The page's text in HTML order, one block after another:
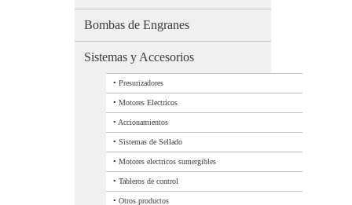
Bombas de Engranes
Sistemas y Accesorios
• Presurizadores
• Motores Electricos
• Accionamientos
• Sistemas de Sellado
• Motores electricos sumergibles
• Tableros de control
• Otros productos